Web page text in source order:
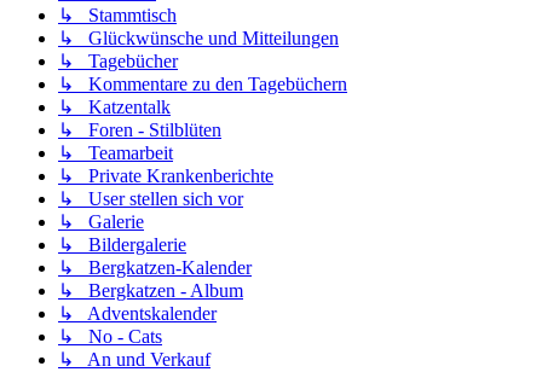
↳ Stammtisch
↳ Glückwünsche und Mitteilungen
↳ Tagebücher
↳ Kommentare zu den Tagebüchern
↳ Katzentalk
↳ Foren - Stilblüten
↳ Teamarbeit
↳ Private Krankenberichte
↳ User stellen sich vor
↳ Galerie
↳ Bildergalerie
↳ Bergkatzen-Kalender
↳ Bergkatzen - Album
↳ Adventskalender
↳ No - Cats
↳ An und Verkauf